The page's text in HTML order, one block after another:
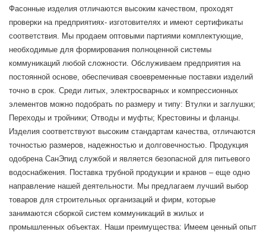
Фасонные изделия отличаются высоким качеством, проходят
проверки на предприятиях- изготовителях и имеют сертификаты
соответствия. Мы продаем оптовыми партиями комплектующие,
необходимые для формирования полноценной системы
коммуникаций любой сложности. Обслуживаем предприятия на
постоянной основе, обеспечивая своевременные поставки изделий
точно в срок. Среди литых, электросварных и компрессионных
элементов можно подобрать по размеру и типу: Втулки и заглушки;
Переходы и тройники; Отводы и муфты; Крестовины и фланцы.
Изделия соответствуют высоким стандартам качества, отличаются
точностью размеров, надежностью и долговечностью. Продукция
одобрена СанЭпид службой и является безопасной для питьевого
водоснабжения. Поставка трубной продукции и кранов – еще одно
направление нашей деятельности. Мы предлагаем лучший выбор
товаров для строительных организаций и фирм, которые
занимаются сборкой систем коммуникаций в жилых и
промышленных объектах. Наши преимущества: Имеем ценный опыт